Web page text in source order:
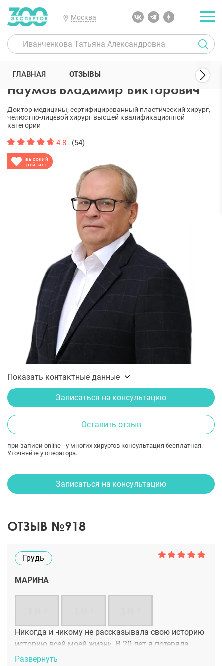
Москва
300 Экспертов Пластические хирурги Наумов Владимир
Наумов Владимир Викторович
высокий
рейтинг
Доктор медицины, сертифицированный пластический хирург,
челюстно-лицевой хирург высшей квалификационной
категории
4.8 (54)
Показать контактные данные
Записаться на консультацию
Оставить отзыв
при записи online - у многих хирургов консультация бесплатная.
Уточняйте у оператора.
ГЛАВНАЯ ОТЗЫВЫ
Записаться на консультацию
ОТЗЫВ №918
Грудь
МАРИНА
Никогда и никому не рассказывала свою историю
историю всей моей жизни. В 20 лет я потеряла
одну грудь. Все банально - мастит без лечения
Развернуть